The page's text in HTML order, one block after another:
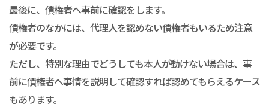
最後に、債権者へ事前に確認をします。
債権者のなかには、代理人を認めない債権者もいるため注意
が必要です。
ただし、特別な理由でどうしても本人が動けない場合は、事
前に債権者へ事情を説明して確認すれば認めてもらえるケース
もあります。